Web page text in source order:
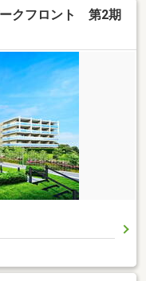
ークフロント 第2期